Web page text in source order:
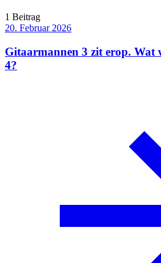
1 Beitrag
20. Februar 2026
Gitaarmannen 3 zit erop. Wat
4?